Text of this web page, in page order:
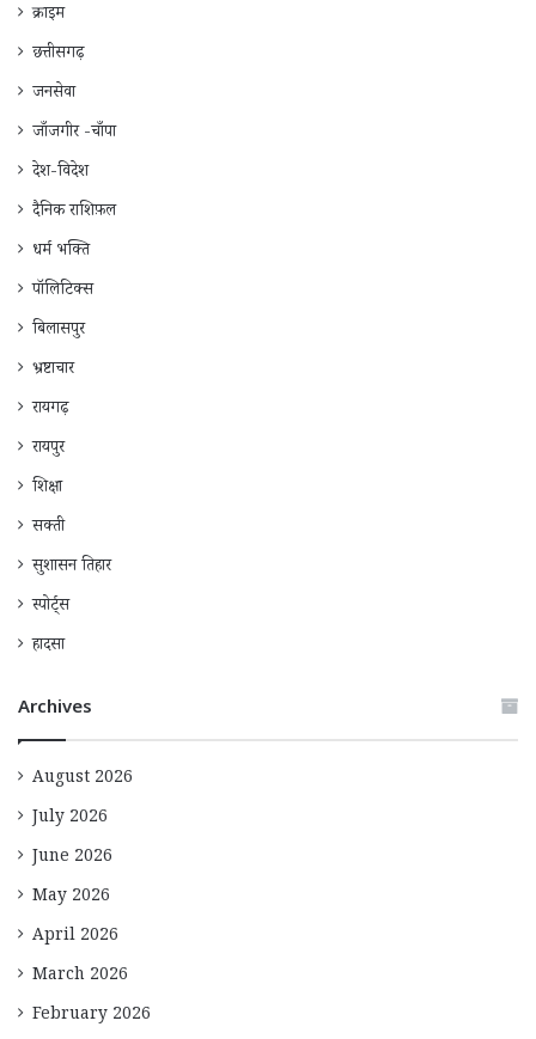
क्राइम
छत्तीसगढ़
जनसेवा
जाँजगीर -चाँपा
देश-विदेश
दैनिक राशिफ़ल
धर्म भक्ति
पॉलिटिक्स
बिलासपुर
भ्रष्टाचार
रायगढ़
रायपुर
शिक्षा
सक्ती
सुशासन तिहार
स्पोर्ट्स
हादसा
Archives
August 2026
July 2026
June 2026
May 2026
April 2026
March 2026
February 2026